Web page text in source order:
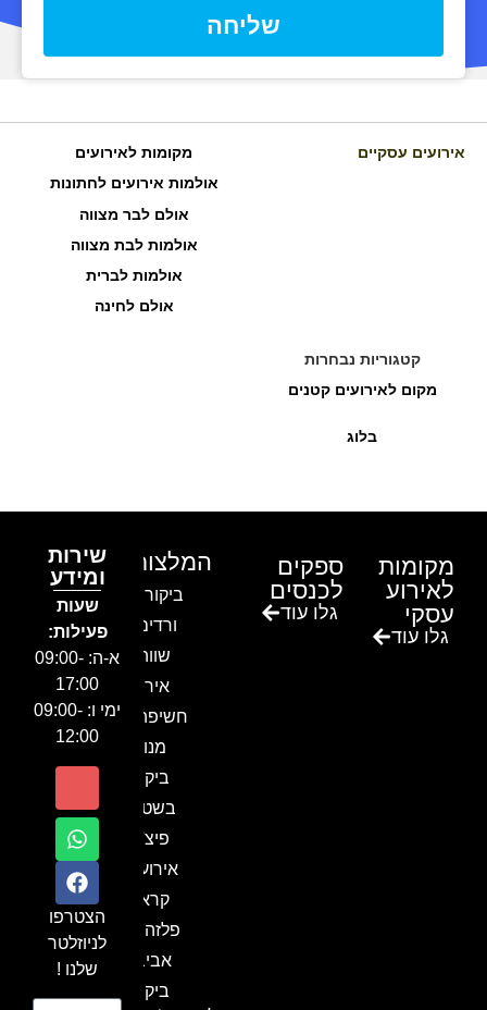
שליחה
אירועים עסקיים
מקומות לאירועים
אולמות אירועים לחתונות
אולם לבר מצווה
אולמות לבת מצווה
אולמות לברית
אולם לחינה
קטגוריות נבחרות
מקום לאירועים קטנים
בלוג
מקומות
לאירוע
עסקי
גלו עוד
ספקים
לכנסים
גלו עוד
המלצות
ביקור בגן
ורדים –
שווה!!
אירוע
חשיפה- זיו
מנור
ביקור
בשטח-
פיצ'ר
אירועים
קראון
פלזה תל
אביב-
ביקור
שירות
ומידע
שעות
פעילות:
א-ה: 09:00-
17:00
ימי ו: 09:00-
12:00
הצטרפו
לניוזלטר
שלנו !